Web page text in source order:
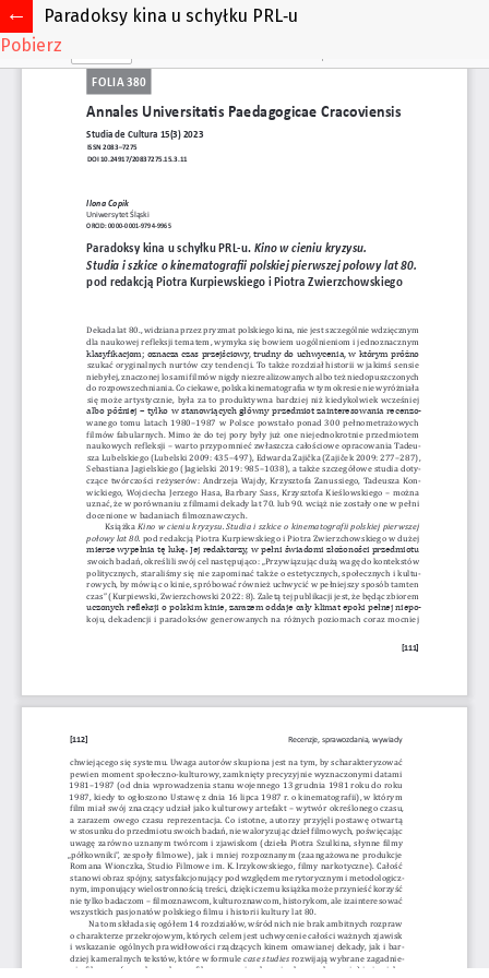
Paradoksy kina u schyłku PRL‑u
Pobierz